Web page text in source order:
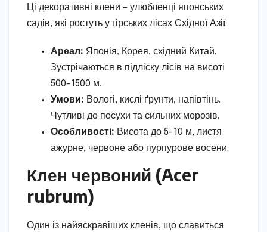
Ці декоративні клени – улюбленці японських
садів, які ростуть у гірських лісах Східної Азії.
Ареал: Японія, Корея, східний Китай.
Зустрічаються в підліску лісів на висоті
500-1500 м.
Умови: Вологі, кислі ґрунти, напівтінь.
Чутливі до посухи та сильних морозів.
Особливості: Висота до 5-10 м, листя
ажурне, червоне або пурпурове восени.
Клен червоний (Acer
rubrum)
Один із найяскравіших кленів, що славиться